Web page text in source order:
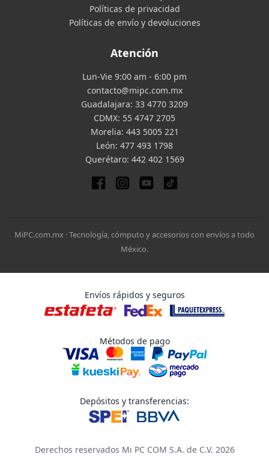
Políticas de privacidad
Políticas de envío y devoluciones
Atención
Lun-Vie 9:00 am - 6:00 pm
contacto@mipc.com.mx
Guadalajara: 33 4770 3209
CDMX: 55 4747 2705
Morelia: 443 5005 221
León: 477 493 1798
Querétaro: 442 402 1569
MiPC.com.mx · Tecnología, cómputo y accesorios con envíos a todo
México.
Envíos rápidos y seguros
Métodos de pago
Depósitos y transferencias:
Derechos reservados Mi PC COM S.A. de C.V. 2026